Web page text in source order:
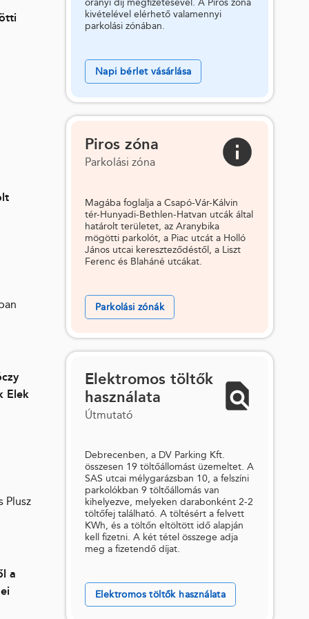
Elek
Plusz
a
órányi díj megfizetésével. A Piros zóna
kivételével elérhető valamennyi
parkolási zónában.
Napi bérlet vásárlása
Piros zóna
Parkolási zóna
Magába foglalja a Csapó-Vár-Kálvin
tér-Hunyadi-Bethlen-Hatvan utcák által
határolt területet, az Aranybika
mögötti parkolót, a Piac utcát a Holló
János utcai kereszteződéstől, a Liszt
Ferenc és Blaháné utcákat.
Parkolási zónák
Elektromos töltők
használata
Útmutató
Debrecenben, a DV Parking Kft.
összesen 19 töltőállomást üzemeltet. A
SAS utcai mélygarázsban 10, a felszíni
parkolókban 9 töltőállomás van
kihelyezve, melyeken darabonként 2-2
töltőfej található. A töltésért a felvett
KWh, és a töltőn eltöltött idő alapján
kell fizetni. A két tétel összege adja
meg a fizetendő díjat.
Elektromos töltők használata